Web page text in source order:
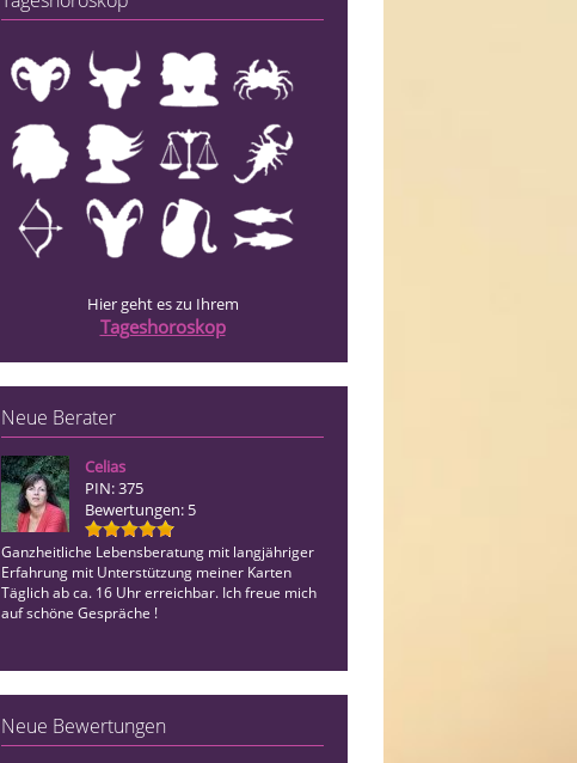
Hier geht es zu Ihrem
Tageshoroskop
Neue Berater
Celias
PIN: 375
Bewertungen: 5
Ganzheitliche Lebensberatung mit langjähriger
Erfahrung mit Unterstützung meiner Karten
Täglich ab ca. 16 Uhr erreichbar. Ich freue mich
auf schöne Gespräche !
Neue Bewertungen